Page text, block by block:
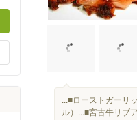
...■ローストガー
ル）...■宮古牛リ